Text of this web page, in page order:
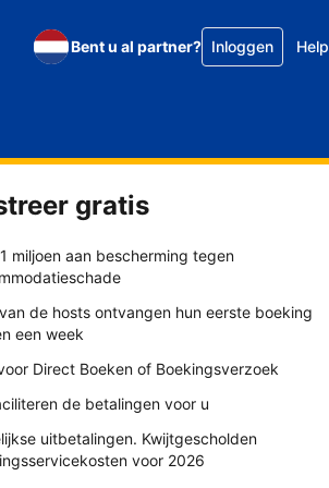
Bent u al partner? Inloggen Help
gratis
miljoen aan bescherming tegen
de hosts ontvangen hun eerste boeking
een week
Direct Boeken of Boekingsverzoek
de betalingen voor u
uitbetalingen. Kwijtgescholden
voor 2026